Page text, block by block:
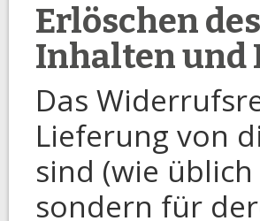
Erlöschen
Inhalten und
Das
Lieferung von
sind (wie üblich
sondern für